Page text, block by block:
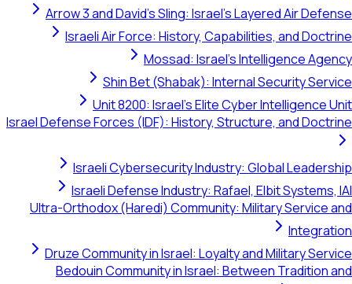
Arrow 3 and David's Sling: Israel's Layered Air Defense
Israeli Air Force: History, Capabilities, and Doctrine
Mossad: Israel's Intelligence Agency
Shin Bet (Shabak): Internal Security Service
Unit 8200: Israel's Elite Cyber Intelligence Unit
Israel Defense Forces (IDF): History, Structure, and Doctrine
Israeli Cybersecurity Industry: Global Leadership
Israeli Defense Industry: Rafael, Elbit Systems, IAI
Ultra-Orthodox (Haredi) Community: Military Service and
Integration
Druze Community in Israel: Loyalty and Military Service
Bedouin Community in Israel: Between Tradition and